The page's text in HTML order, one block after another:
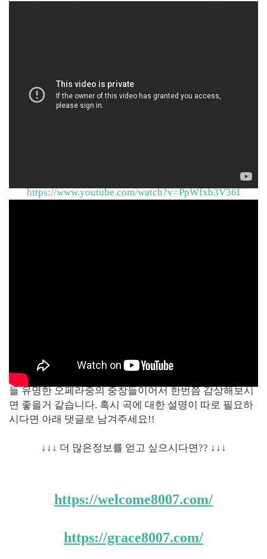
https://www.youtube.com/watch?v=PpWfxb3V36I
위와 같이 등장인물에 따른 중창들이 나누어지는데, 다
들 유명한 오페라중의 중창들이어서 한번쯤 감상해보시
면 좋을거 같습니다. 혹시 곡에 대한 설명이 따로 필요하
시다면 아래 댓글로 남겨주세요!!
↓↓↓ 더 많은정보를 얻고 싶으시다면?? ↓↓↓
https://welcome8007.com/
https://grace8007.com/